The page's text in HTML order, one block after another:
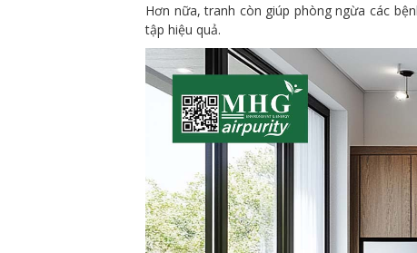
Hơn nữa, tranh còn giúp phòng ngừa các
tập hiệu quả.